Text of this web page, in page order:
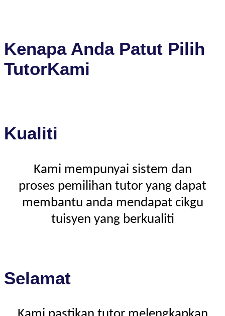
Kenapa Anda Patut Pilih
TutorKami
Kualiti
Kami mempunyai sistem dan
proses pemilihan tutor yang dapat
membantu anda mendapat cikgu
tuisyen yang berkualiti
Selamat